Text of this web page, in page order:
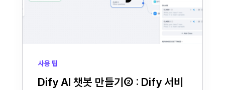
사용 팁
Dify AI 챗봇 만들기② : Dify 서비